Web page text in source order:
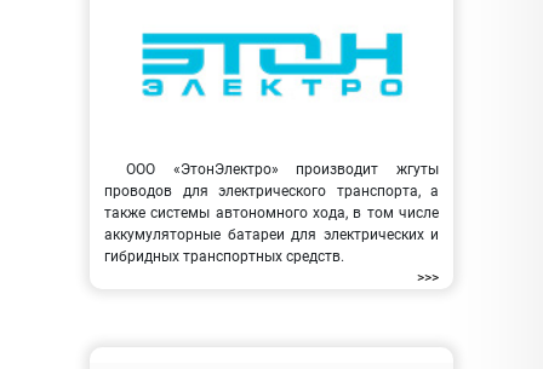
ООО «ЭтонЭлектро» производит жгуты
проводов для электрического транспорта, а
также системы автономного хода, в том числе
аккумуляторные батареи для электрических и
гибридных транспортных средств.
>>>